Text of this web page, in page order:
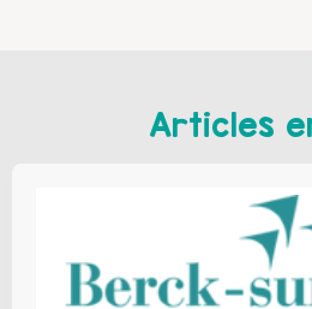
Articles